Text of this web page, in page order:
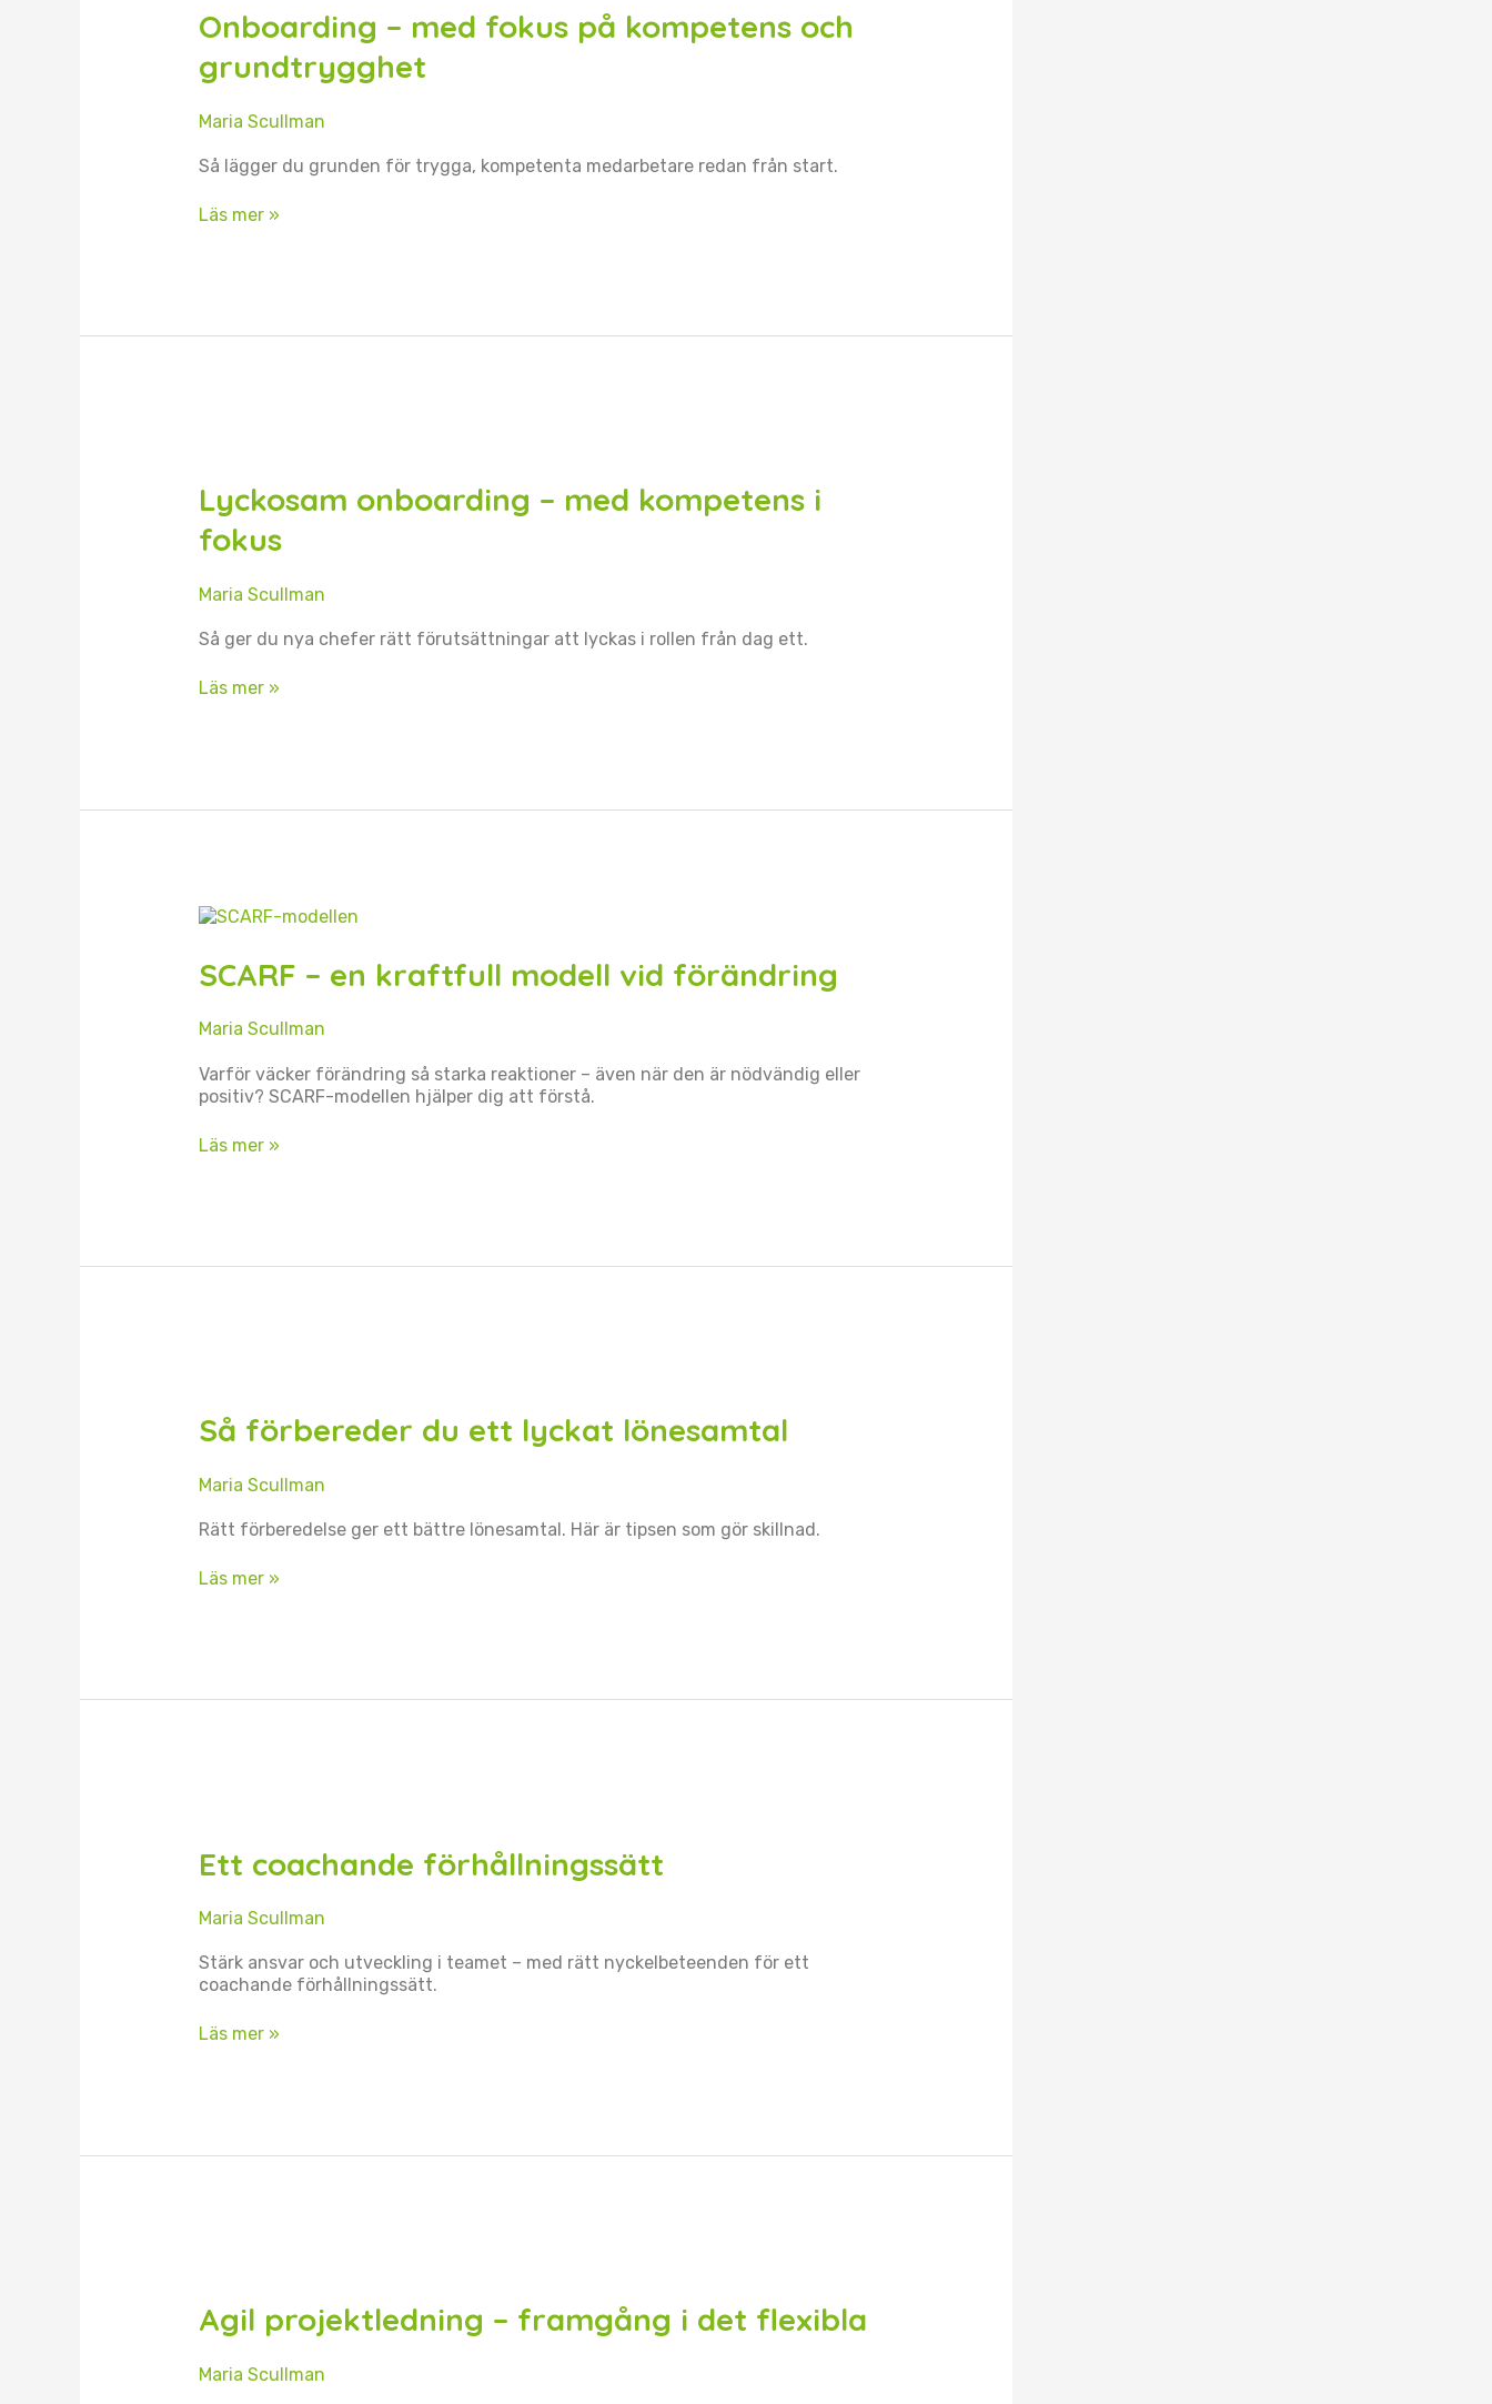
Onboarding – med fokus på kompetens och
grundtrygghet
Maria Scullman
Så lägger du grunden för trygga, kompetenta medarbetare redan från start.
med
fokus
på
kompetens
grundtrygghet
Läs mer »
Lyckosam onboarding – med kompetens i
fokus
Maria Scullman
Så ger du nya chefer rätt förutsättningar att lyckas i rollen från dag ett.
–
med
kompetens
Läs mer »
SCARF – en kraftfull modell vid förändring
Maria Scullman
Varför väcker förändring så starka reaktioner – även när den är nödvändig eller
positiv? SCARF-modellen hjälper dig att förstå.
SCARF
kraftfull
vid
Läs mer »
Så förbereder du ett lyckat lönesamtal
Maria Scullman
Rätt förberedelse ger ett bättre lönesamtal. Här är tipsen som gör skillnad.
du
ett
lönesamtal
Läs mer »
Ett coachande förhållningssätt
Maria Scullman
Stärk ansvar och utveckling i teamet – med rätt nyckelbeteenden för ett
coachande förhållningssätt.
förhållningssätt
Läs mer »
Agil projektledning – framgång i det flexibla
Maria Scullman
framgång
det